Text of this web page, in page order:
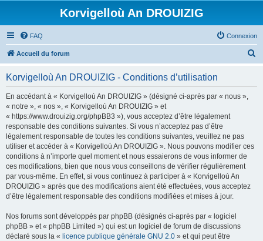
Korvigelloù An DROUIZIG
FAQ Connexion
Accueil du forum
Korvigelloù An DROUIZIG - Conditions d’utilisation
En accédant à « Korvigelloù An DROUIZIG » (désigné ci-après par « nous »,
« notre », « nos », « Korvigelloù An DROUIZIG » et
« https://www.drouizig.org/phpBB3 »), vous acceptez d’être légalement
responsable des conditions suivantes. Si vous n’acceptez pas d’être
légalement responsable de toutes les conditions suivantes, veuillez ne pas
utiliser et accéder à « Korvigelloù An DROUIZIG ». Nous pouvons modifier ces
conditions à n’importe quel moment et nous essaierons de vous informer de
ces modifications, bien que nous vous conseillons de vérifier régulièrement
par vous-même. En effet, si vous continuez à participer à « Korvigelloù An
DROUIZIG » après que des modifications aient été effectuées, vous acceptez
d’être légalement responsable des conditions modifiées et mises à jour.
Nos forums sont développés par phpBB (désignés ci-après par « logiciel
phpBB » et « phpBB Limited ») qui est un logiciel de forum de discussions
déclaré sous la « licence publique générale GNU 2.0 » et qui peut être